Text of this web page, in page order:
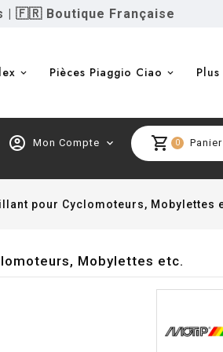
| 🇫🇷 Boutique Française
Pièces Piaggio Ciao Plus
shopping_cart 0 Panier
account_circle Mon Compte expand_more
pour Cyclomoteurs, Mobylettes
Mobylettes etc.